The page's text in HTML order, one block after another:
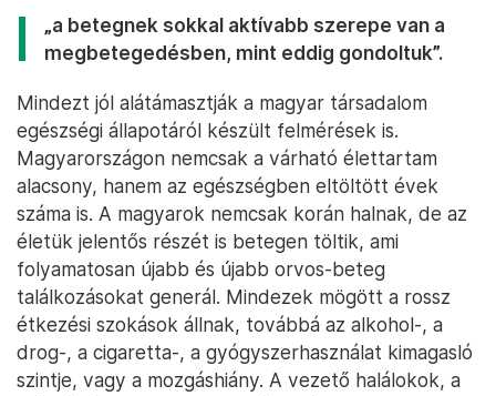
„a betegnek sokkal aktívabb szerepe van a
megbetegedésben, mint eddig gondoltuk”.
Mindezt jól alátámasztják a magyar társadalom
egészségi állapotáról készült felmérések is.
Magyarországon nemcsak a várható élettartam
alacsony, hanem az egészségben eltöltött évek
száma is. A magyarok nemcsak korán halnak, de az
életük jelentős részét is betegen töltik, ami
folyamatosan újabb és újabb orvos-beteg
találkozásokat generál. Mindezek mögött a rossz
étkezési szokások állnak, továbbá az alkohol-, a
drog-, a cigaretta-, a gyógyszerhasználat kimagasló
szintje, vagy a mozgáshiány. A vezető halálokok, a